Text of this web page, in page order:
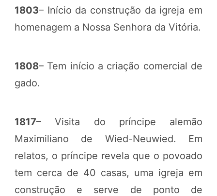
1803– Início da construção da igreja em
homenagem a Nossa Senhora da Vitória.
1808– Tem início a criação comercial de
gado.
1817– Visita do príncipe alemão
Maximiliano de Wied-Neuwied. Em
relatos, o príncipe revela que o povoado
tem cerca de 40 casas, uma igreja em
construção e serve de ponto de